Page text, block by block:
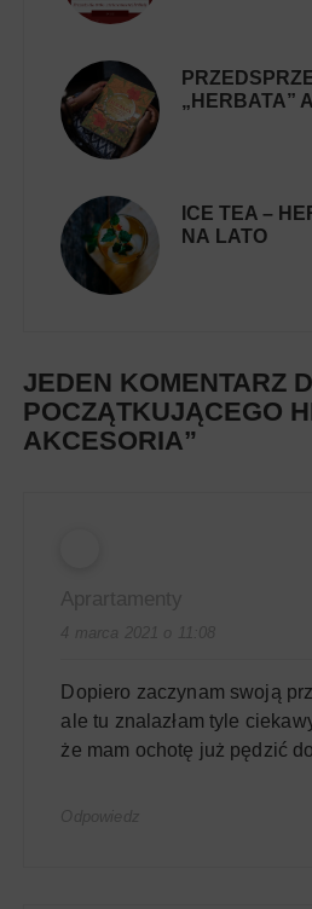
„HERBATA”
ICE TEA –
NA LATO
JEDEN KOMENTARZ
POCZĄTKUJĄCEGO
AKCESORIA”
Dopiero zaczynam swoją
ale tu znalazłam tyle
że mam ochotę już pędzić